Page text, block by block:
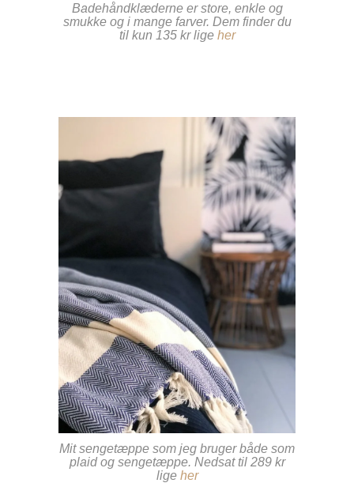
Badehåndklæderne er store, enkle og
smukke og i mange farver. Dem finder du
til kun 135 kr lige her
Mit sengetæppe som jeg bruger både som
plaid og sengetæppe. Nedsat til 289 kr
lige her